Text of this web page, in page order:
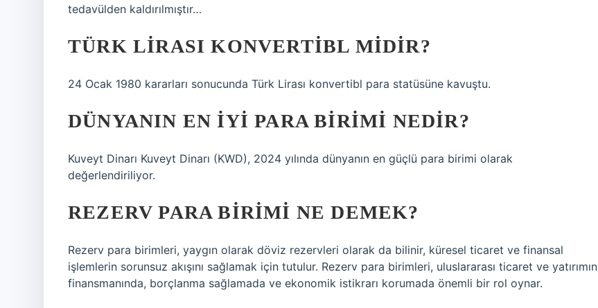
tedavülden kaldırılmıştır…
TÜRK LIRASI KONVERTIBL MIDIR?
24 Ocak 1980 kararları sonucunda Türk Lirası konvertibl para statüsüne kavuştu.
DÜNYANIN EN IYI PARA BIRIMI NEDIR?
Kuveyt Dinarı Kuveyt Dinarı (KWD), 2024 yılında dünyanın en güçlü para birimi olarak
değerlendiriliyor.
REZERV PARA BIRIMI NE DEMEK?
Rezerv para birimleri, yaygın olarak döviz rezervleri olarak da bilinir, küresel ticaret ve finansal
işlemlerin sorunsuz akışını sağlamak için tutulur. Rezerv para birimleri, uluslararası ticaret ve yatırımın
finansmanında, borçlanma sağlamada ve ekonomik istikrarı korumada önemli bir rol oynar.